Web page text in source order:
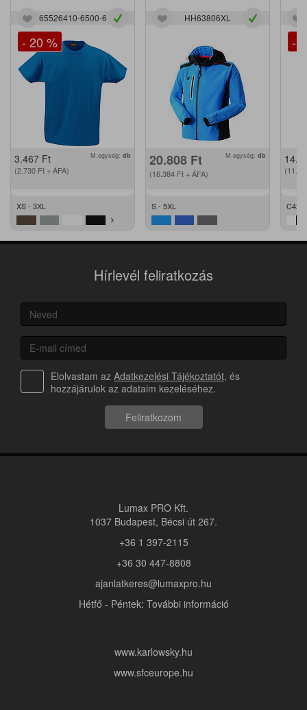
65526410-6500-6
- 20 %
3.467 Ft
(2.730 Ft + ÁFA)
M.egység: db
XS - 3XL
HH63806XL
20.808 Ft
(16.384 Ft + ÁFA)
M.egység: db
S - 5XL
-
C42 -
Hírlevél feliratkozás
Elolvastam az Adatkezelési Tájékoztatót, és
hozzájárulok az adataim kezeléséhez.
Feliratkozom
Lumax PRO Kft.
1037 Budapest, Bécsi út 267.
+36 1 397-2115
+36 30 447-8808
ajanlatkeres@lumaxpro.hu
Hétfő - Péntek: További információ
www.karlowsky.hu
www.sfceurope.hu